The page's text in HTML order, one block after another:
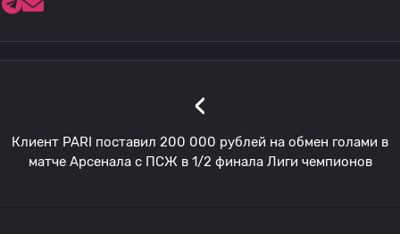
‹
Клиент PARI поставил 200 000 рублей на обмен голами в
матче Арсенала с ПСЖ в 1/2 финала Лиги чемпионов